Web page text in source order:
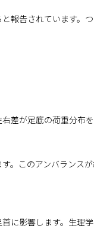
報告されています。
差が足底の荷重分布を
。このアンバランス
に影響します。生理